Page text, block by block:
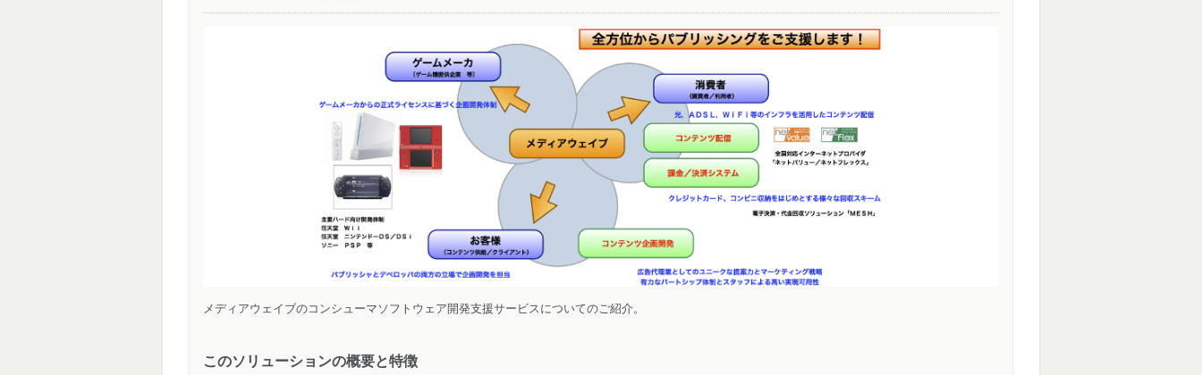
メディアウェイブのコンシューマソフトウェア開発支援サービスについてのご紹介。
このソリューションの概要と特徴